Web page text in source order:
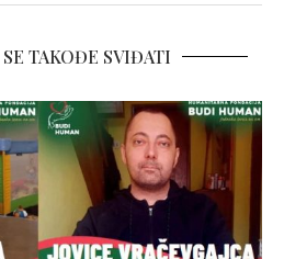
TAKOĐE SVIĐATI